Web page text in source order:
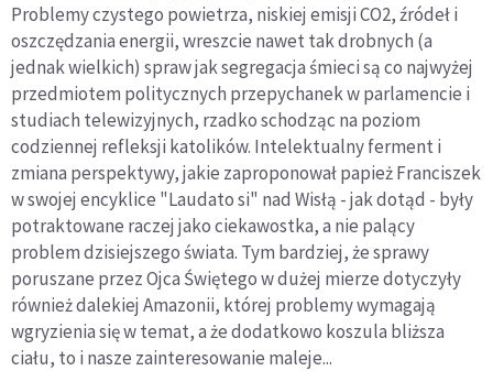
Problemy czystego powietrza, niskiej emisji CO2, źródeł i
oszczędzania energii, wreszcie nawet tak drobnych (a
jednak wielkich) spraw jak segregacja śmieci są co najwyżej
przedmiotem politycznych przepychanek w parlamencie i
studiach telewizyjnych, rzadko schodząc na poziom
codziennej refleksji katolików. Intelektualny ferment i
zmiana perspektywy, jakie zaproponował papież Franciszek
w swojej encyklice "Laudato si" nad Wisłą - jak dotąd - były
potraktowane raczej jako ciekawostka, a nie palący
problem dzisiejszego świata. Tym bardziej, że sprawy
poruszane przez Ojca Świętego w dużej mierze dotyczyły
również dalekiej Amazonii, której problemy wymagają
wgryzienia się w temat, a że dodatkowo koszula bliższa
ciału, to i nasze zainteresowanie maleje...